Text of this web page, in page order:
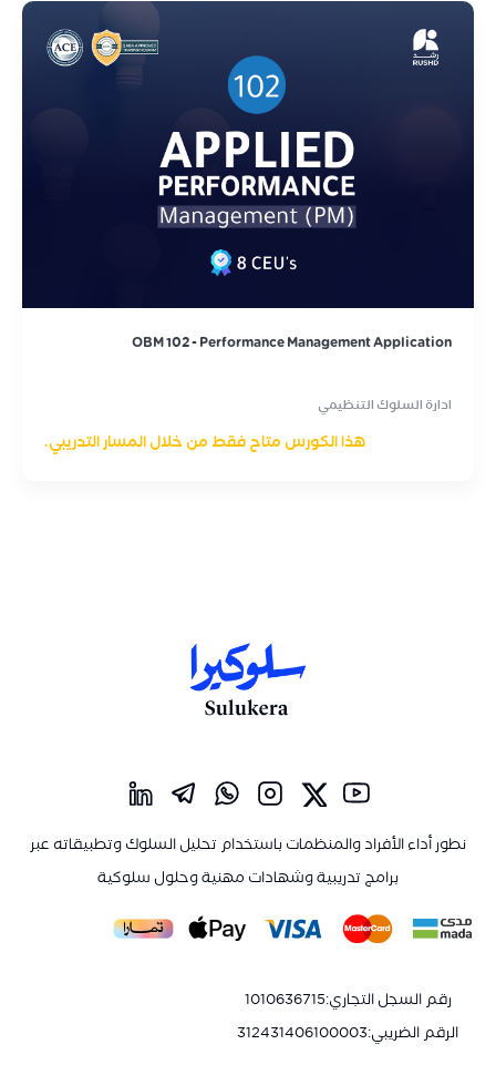
OBM 102 - Performance Management Application
ادارة السلوك التنظيمي
هذا الكورس متاح فقط من خلال المسار التدريبي.
نطور أداء الأفراد والمنظمات باستخدام تحليل السلوك وتطبيقاته عبر
برامج تدريبية وشهادات مهنية وحلول سلوكية
رقم السجل التجاري:
1010636715
الرقم الضريبي:
312431406100003